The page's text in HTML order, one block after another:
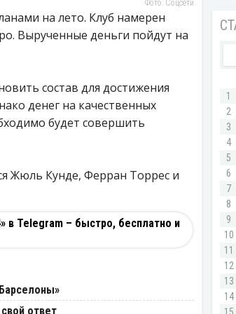
Фото: Соцсети
на лето. Клуб намерен
Вырученные деньги пойдут на
состав для достижения
денег на качественных
будет совершить
Жюль Кунде, Ферран Торрес и
в Telegram – быстро, бесплатно и
ответ